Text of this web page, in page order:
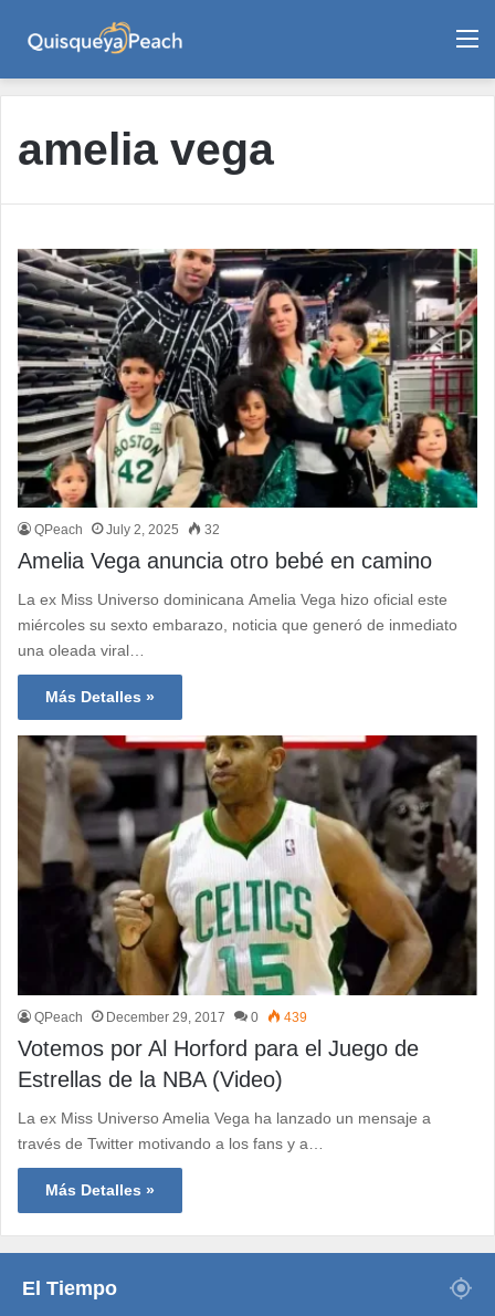
amelia vega
QPeach July 2, 2025 32
Amelia Vega anuncia otro bebé en camino
La ex Miss Universo dominicana Amelia Vega hizo oficial este
miércoles su sexto embarazo, noticia que generó de inmediato
una oleada viral…
Más Detalles »
QPeach December 29, 2017 0 439
Votemos por Al Horford para el Juego de
Estrellas de la NBA (Video)
La ex Miss Universo Amelia Vega ha lanzado un mensaje a
través de Twitter motivando a los fans y a…
Más Detalles »
El Tiempo